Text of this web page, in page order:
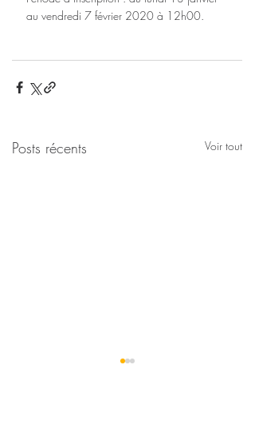
au vendredi 7 février 2020 à 12h00.
Posts récents Voir tout